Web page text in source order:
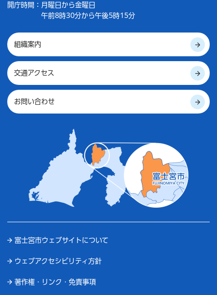
開庁時間： 月曜日から金曜日
午前8時30分から午後5時15分
組織案内
交通アクセス
お問い合わせ
富士宮市ウェブサイトについて
ウェブアクセシビリティ方針
著作権・リンク・免責事項